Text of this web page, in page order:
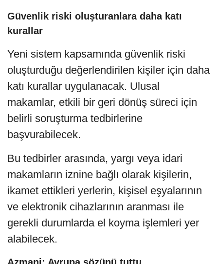
Güvenlik riski oluşturanlara daha katı
kurallar
Yeni sistem kapsamında güvenlik riski
oluşturduğu değerlendirilen kişiler için daha
katı kurallar uygulanacak. Ulusal
makamlar, etkili bir geri dönüş süreci için
belirli soruşturma tedbirlerine
başvurabilecek.
Bu tedbirler arasında, yargı veya idari
makamların iznine bağlı olarak kişilerin,
ikamet ettikleri yerlerin, kişisel eşyalarının
ve elektronik cihazlarının aranması ile
gerekli durumlarda el koyma işlemleri yer
alabilecek.